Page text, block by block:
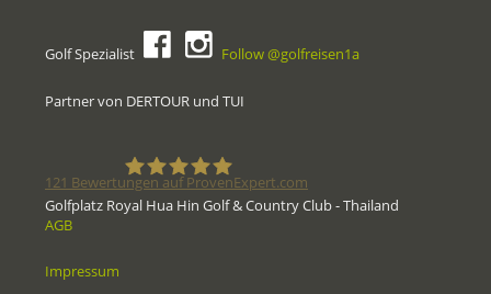
Golf Spezialist Follow @golfreisen1a
Partner von DERTOUR und TUI
121 Bewertungen auf ProvenExpert.com
Golfplatz Royal Hua Hin Golf & Country Club - Thailand
AGB
Impressum